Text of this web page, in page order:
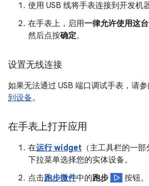
使用 USB 线将手表连接到开发机器
在手表上，启用一律允许使用这
然后点按确定。
设置无线连接
如果无法通过 USB 端口调试手表，请参
到设备。
在手表上打开应用
在运行 widget （主工具栏的一
下拉菜单选择您的实体设备。
点击跑步微件中的跑步
按钮。